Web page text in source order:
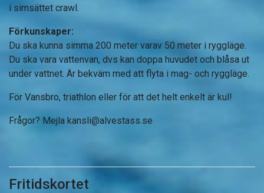
i simsättet crawl.
Förkunskaper:
Du ska kunna simma 200 meter varav 50 meter i ryggläge.
Du ska vara vattenvan, dvs kan doppa huvudet och blåsa ut
under vattnet. Är bekväm med att flyta i mag- och ryggläge.
För Vansbro, triathlon eller för att det helt enkelt är kul!
Frågor? Mejla kansli@alvestass.se
Fritidskortet